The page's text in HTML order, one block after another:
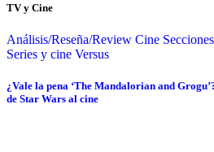
TV y Cine
Análisis/Reseña/Review Cine Secciones
Series y cine Versus
¿Vale la pena ‘The Mandalorian and
de Star Wars al cine